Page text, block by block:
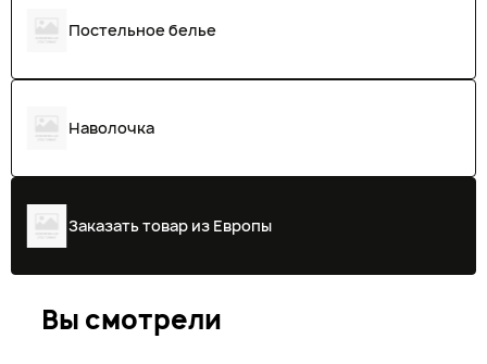
Постельное белье
Наволочка
Заказать товар из Европы
Вы смотрели